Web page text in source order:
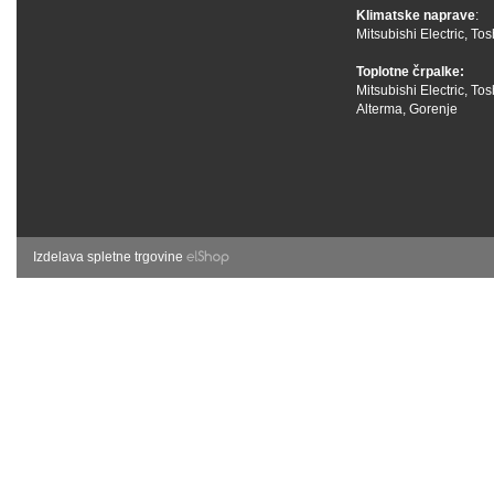
Klimatske naprave:
Mitsubishi Electric,
Toplotne črpalke:
Mitsubishi Electric,
Alterma, Gorenje
Izdelava spletne trgovine